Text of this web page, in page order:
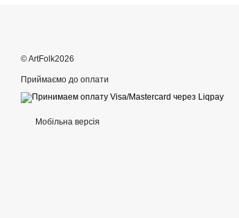
© ArtFolk2026
Приймаємо до оплати
Мобільна версія